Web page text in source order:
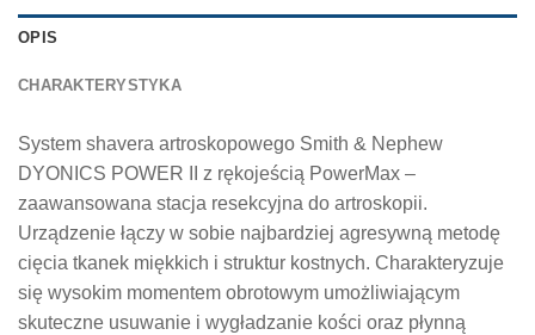
OPIS
CHARAKTERYSTYKA
System shavera artroskopowego Smith & Nephew
DYONICS POWER II z rękojeścią PowerMax –
zaawansowana stacja resekcyjna do artroskopii.
Urządzenie łączy w sobie najbardziej agresywną metodę
cięcia tkanek miękkich i struktur kostnych. Charakteryzuje
się wysokim momentem obrotowym umożliwiającym
skuteczne usuwanie i wygładzanie kości oraz płynną